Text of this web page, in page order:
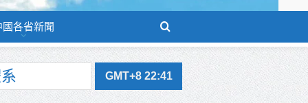
國各省新聞
GMT+8 22:41